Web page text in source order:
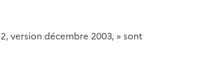
version décembre 2003, » sont